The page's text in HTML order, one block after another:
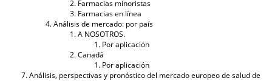
Farmacias minoristas
Farmacias en línea
Análisis de mercado: por país
A NOSOTROS.
Por aplicación
Canadá
Por aplicación
Análisis, perspectivas y pronóstico del mercado europeo de salud de